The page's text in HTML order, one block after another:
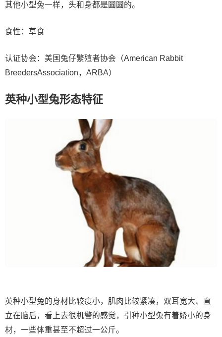
其他小型兔一样，头和身都是圆圆的。
食性：草食
认证协会：美国兔仔繁殖者协会（American Rabbit
BreedersAssociation，ARBA）
英种小型兔形态特征
英种小型兔的身材比较瘦小，肌肉比较紧凑，双耳宽大、直
立在脑后，看上去很机警的感觉，引种小型兔有着娇小的身
材，一些体重甚至不超过一公斤。